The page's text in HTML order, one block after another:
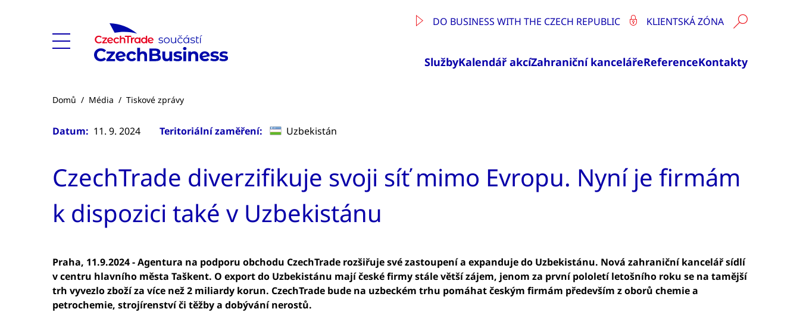
DO BUSINESS WITH THE CZECH REPUBLIC KLIENTSKÁ ZÓNA
SlužbyKalendář akcíZahraniční kancelářeReferenceKontakty
Domů / Média / Tiskové zprávy
Datum: 11. 9. 2024 Teritoriální zaměření: Uzbekistán
CzechTrade diverzifikuje svoji síť mimo Evropu. Nyní je firmám
k dispozici také v Uzbekistánu
Praha, 11.9.2024 - Agentura na podporu obchodu CzechTrade rozšiřuje své zastoupení a expanduje do Uzbekistánu. Nová zahraniční kancelář sídlí
v centru hlavního města Taškent. O export do Uzbekistánu mají české firmy stále větší zájem, jenom za první pololetí letošního roku se na tamější
trh vyvezlo zboží za více než 2 miliardy korun. CzechTrade bude na uzbeckém trhu pomáhat českým firmám především z oborů chemie a
petrochemie, strojírenství či těžby a dobývání nerostů.